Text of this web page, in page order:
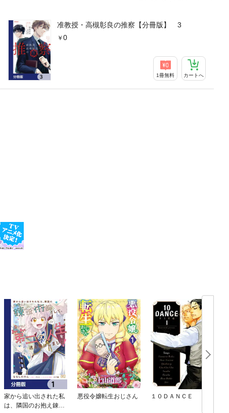
准教授・高槻彰良の推察【分冊版】 3
0
1冊無料 カートへ
家から追い出された私
は、隣国のお抱え錬金
悪役令嬢転生おじさん １０ＤＡＮＣＥ